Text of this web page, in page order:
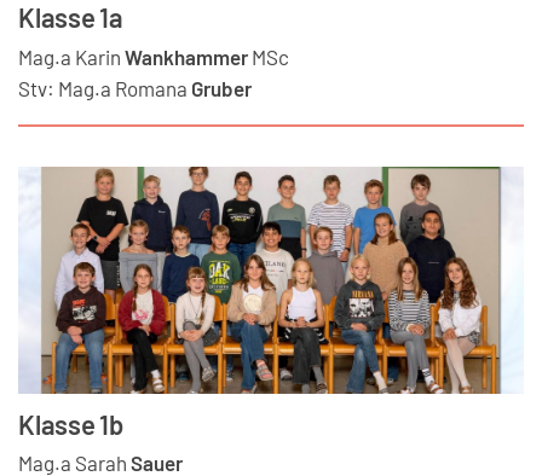
Klasse 1a
Mag.a Karin Wankhammer MSc
Stv: Mag.a Romana Gruber
Klasse 1b
Mag.a Sarah Sauer